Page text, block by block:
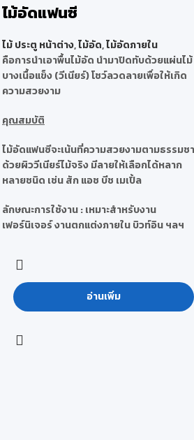
ไม้อัดแฟนซี
ไม้ ประตู หน้าต่าง,ไม้อัด,ไม้อัดภายใน
คือการนำเอาพื้นไม้อัด นำมาปิดทับด้วยแผ่นไม้
บางเนื้อแข็ง (วีเนียร์) โชว์ลวดลายเพื่อให้เกิด
ความสวยงาม
คุณสมบัติ
ไม้อัดแฟนซีจะเน้นที่ความสวยงามตามธรรมช
ด้วยผิววีเนียร์ไม้จริง มีลายให้เลือกได้หลาก
หลายชนิด เช่น สัก แอช บีช เมเปิ้ล
ลักษณะการใช้งาน : เหมาะสำหรับงาน
เฟอร์นิเจอร์ งานตกแต่งภายใน บิวท์อิน ฯลฯ
อ่านเพิ่ม